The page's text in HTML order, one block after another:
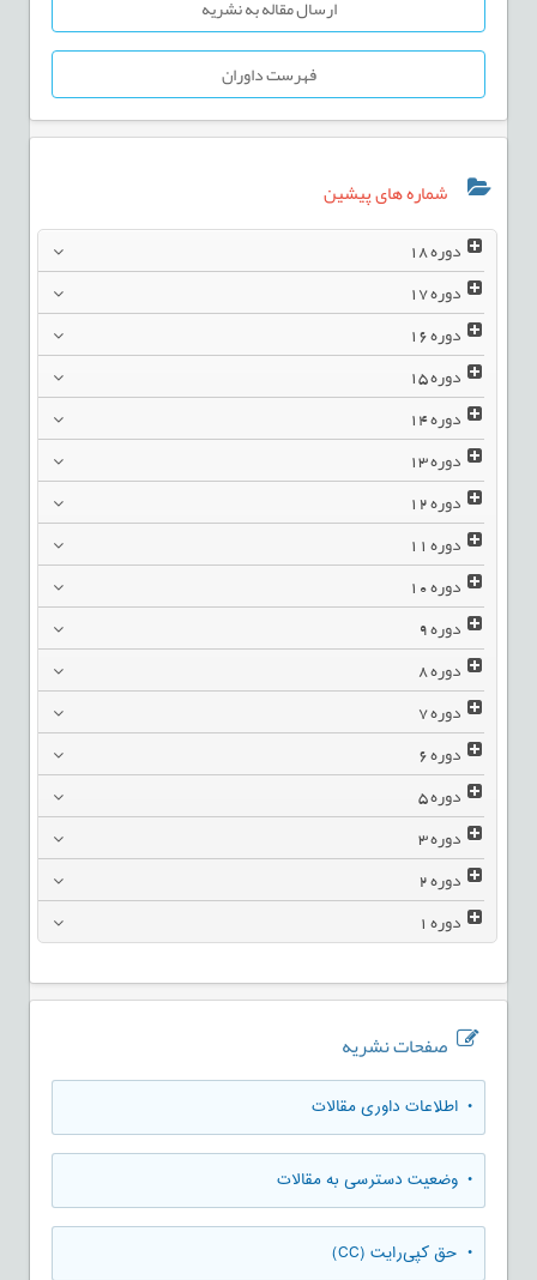
ارسال مقاله به نشریه
فهرست داوران
شماره های پیشین
دوره18
دوره17
دوره16
دوره15
دوره14
دوره13
دوره12
دوره11
دوره10
دوره9
دوره8
دوره7
دوره6
دوره5
دوره3
دوره2
دوره1
صفحات نشریه
• اطلاعات داوری مقالات
• وضعیت دسترسی به مقالات
• حق کپی‌رایت (CC)